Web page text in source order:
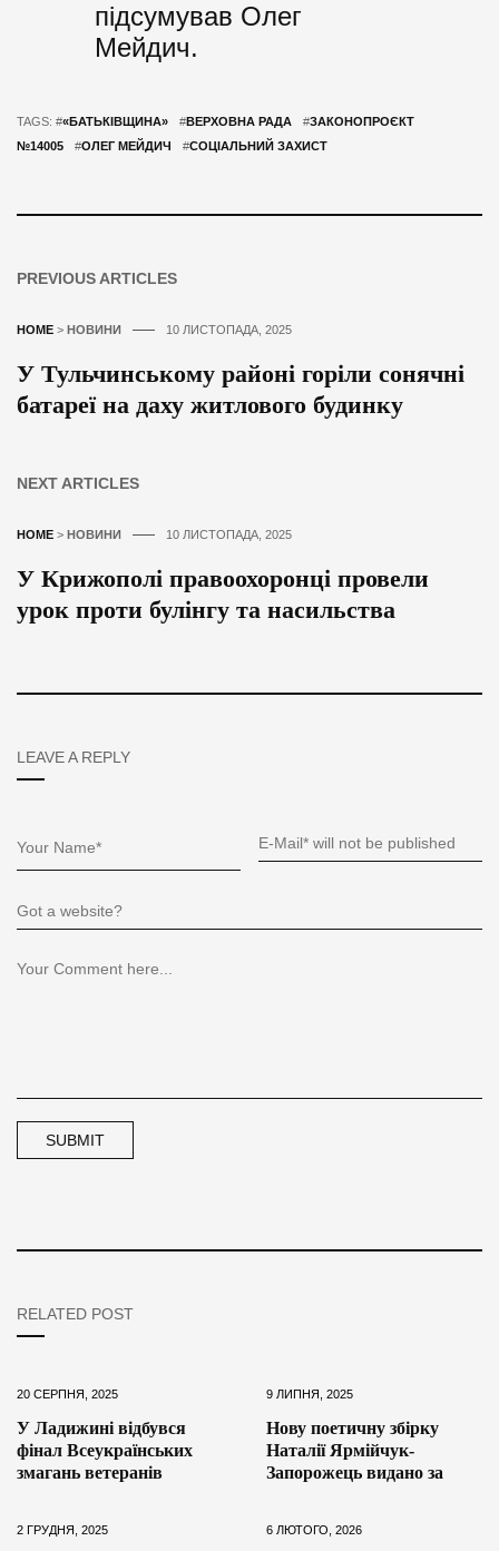
підсумував Олег
Мейдич.
TAGS: #«БАТЬКІВЩИНА» #ВЕРХОВНА РАДА #ЗАКОНОПРОЄКТ
№14005
#ОЛЕГ МЕЙДИЧ #СОЦІАЛЬНИЙ ЗАХИСТ
PREVIOUS ARTICLES
HOME > НОВИНИ 10 ЛИСТОПАДА, 2025
У Тульчинському районі горіли сонячні
батареї на даху житлового будинку
NEXT ARTICLES
HOME > НОВИНИ 10 ЛИСТОПАДА, 2025
У Крижополі правоохоронці провели
урок проти булінгу та насильства
LEAVE A REPLY
RELATED POST
20 СЕРПНЯ, 2025
У Ладижині відбувся
фінал Всеукраїнських
змагань ветеранів
9 ЛИПНЯ, 2025
Нову поетичну збірку
Наталії Ярмійчук-
Запорожець видано за
2 ГРУДНЯ, 2025 6 ЛЮТОГО, 2026